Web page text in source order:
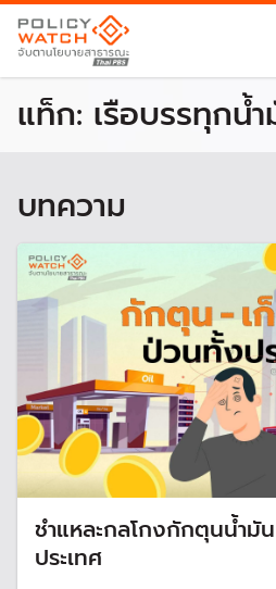
แท็ก: เรือบรรทุกน้
บทความ
ชำแหละกลโกงกักตุนน้ำ
ประเทศ